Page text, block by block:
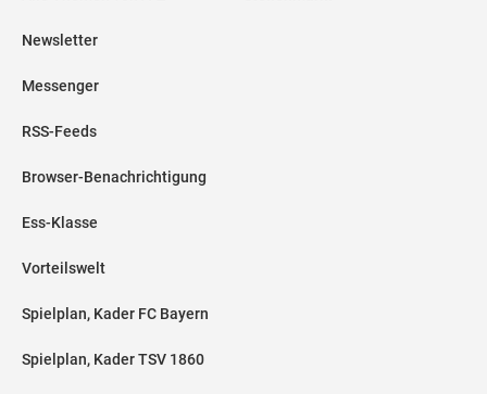
Newsletter
Messenger
RSS-Feeds
Browser-Benachrichtigung
Ess-Klasse
Vorteilswelt
Spielplan, Kader FC Bayern
Spielplan, Kader TSV 1860